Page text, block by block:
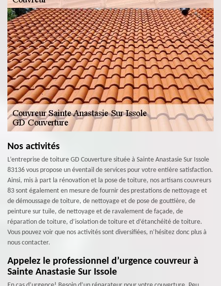
Nos activités
L’entreprise de toiture GD Couverture située à Sainte Anastasie Sur Issole
83136 vous propose un éventail de services pour votre entière satisfaction.
Ainsi, mis à part la rénovation et la pose de toiture, nos artisans couvreurs
83 sont également en mesure de fournir des prestations de nettoyage et
de démoussage de toiture, de nettoyage et de pose de gouttière, de
peinture sur tuile, de nettoyage et de ravalement de façade, de
réparation de toiture, d’isolation de toiture et d’étanchéité de toiture.
Vous pouvez voir que nos activités sont diversifiées, n’hésitez donc plus à
nous contacter.
Appelez le professionnel d’urgence couvreur à
Sainte Anastasie Sur Issole